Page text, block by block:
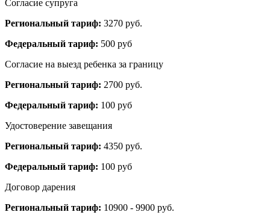
Согласие супруга
Региональный тариф: 3270 руб.
Федеральный тариф: 500 руб
Согласие на выезд ребенка за границу
Региональный тариф: 2700 руб.
Федеральный тариф: 100 руб
Удостоверение завещания
Региональный тариф: 4350 руб.
Федеральный тариф: 100 руб
Договор дарения
Региональный тариф: 10900 - 9900 руб.